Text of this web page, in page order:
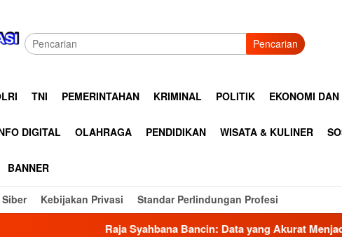
Pencarian
TNI PEMERINTAHAN KRIMINAL POLITIK EKONOMI
DIGITAL OLAHRAGA PENDIDIKAN WISATA & KULINER
BANNER
Kebijakan Privasi Standar Perlindungan Profesi
Raja Syahbana Bancin: Data yang Akurat Menjadi Fondasi